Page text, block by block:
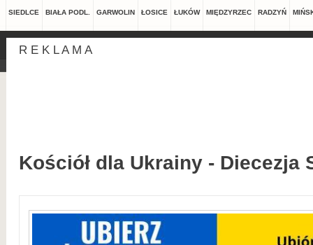
SIEDLCE BIAŁA PODL. GARWOLIN ŁOSICE ŁUKÓW MIĘDZYRZEC RADZYŃ
R E K L A M A
Kościół dla Ukrainy - Diecezja